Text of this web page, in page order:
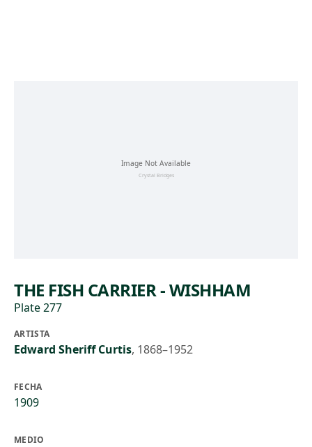
THE FISH CARRIER - WISHHAM
Plate 277
ARTISTA
Edward Sheriff Curtis, 1868–1952
FECHA
1909
MEDIO